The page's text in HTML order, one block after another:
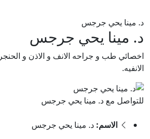
د. مينا يحي جرجس
د. مينا يحي جرجس
اخصائي طب و جراحه الانف و الاذن و
الانفيه.
للتواصل مع د. مينا يحي جرجس
الاسم: د. مينا يحي جرجس